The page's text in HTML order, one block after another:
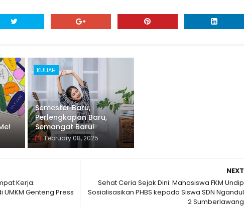
KULIAH
Semester Baru,
Perlengkapan Baru,
Semangat Baru!
February 08, 2025
NEXT
Sehat Ceria Sejak Dini: Mahasiswa FKM Undip
Sosialisasikan PHBS kepada Siswa SDN Ngandul
2 Sumberlawang
Kerja:
Genteng Press